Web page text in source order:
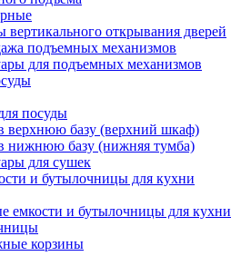
вертикального открывания дверей
подъемных механизмов
для подъемных механизмов
посуды
верхнюю базу (верхний шкаф)
нижнюю базу (нижняя тумба)
для сушек
и бутылочницы для кухни
емкости и бутылочницы для кухни
корзины